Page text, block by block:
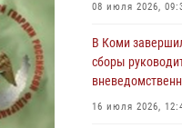
отработали план
30 июля 2026,
08 июля 2026,
В Коми
сборы
16 июля 2026,